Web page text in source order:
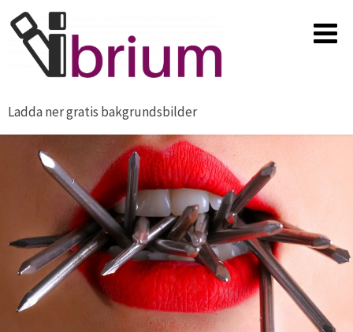
Ladda ner gratis bakgrundsbilder